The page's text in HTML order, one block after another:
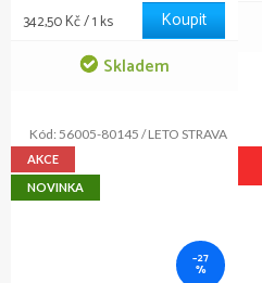
Skladem
Měrná
342,50 Kč / 1 ks Koupit
náplasti na oči s červenými
řasami a yuzu z kolekce Ocean
Riches zmírňují otoky, vyhlazují
vrásky, hydratují a rozzáří oční
AKCE
NOVINKA
–27
%
Kód: 56005-80145 / LETO STRAVA